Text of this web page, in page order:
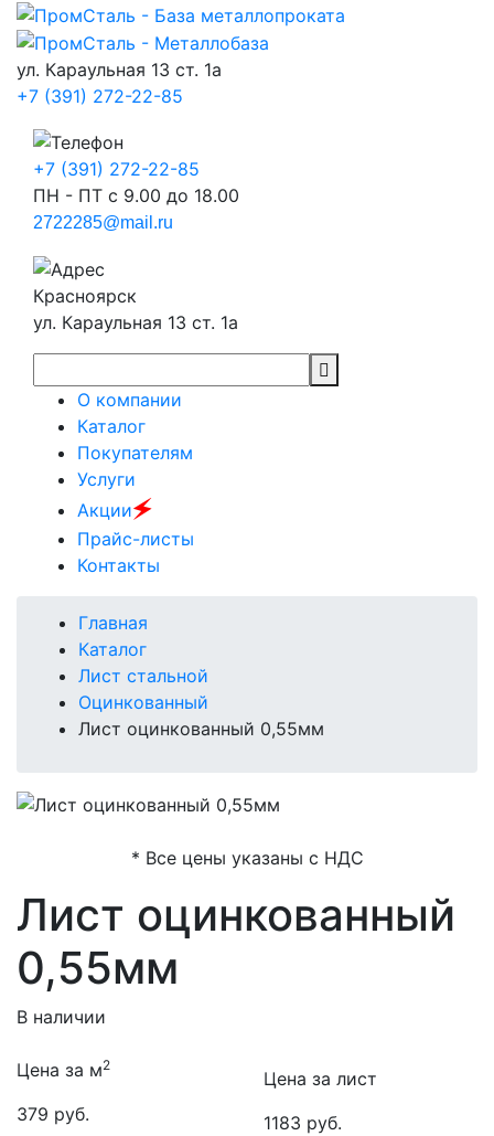
ул. Караульная 13 ст. 1а
+7 (391) 272-22-85
+7 (391) 272-22-85
ПН - ПТ с 9.00 до 18.00
2722285@mail.ru
Красноярск
ул. Караульная 13 ст. 1а
О компании
Каталог
Покупателям
Услуги
Акции🗲
Прайс-листы
Контакты
Главная
Каталог
Лист стальной
Оцинкованный
Лист оцинкованный 0,55мм
* Все цены указаны с НДС
Лист оцинкованный
0,55мм
В наличии
Цена за м2
379 руб.
Цена за лист
1183 руб.